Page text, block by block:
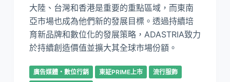
大陸、台灣和香港是重要的重點區域，而東南
亞市場也成為他們新的發展目標。透過持續培
育新品牌和數位化的發展策略，ADASTRIA致力
於持續創造價值並擴大其全球市場份額。
廣告媒體・數位行銷 東証PRIME上市
流行服飾